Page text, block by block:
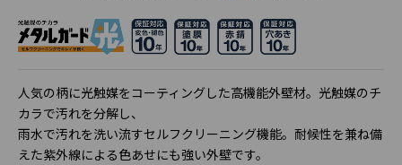
人気の柄に光触媒をコーティングした高機能外壁材。光触媒のチ
カラで汚れを分解し、
雨水で汚れを洗い流すセルフクリーニング機能。耐候性を兼ね備
えた紫外線による色あせにも強い外壁です。